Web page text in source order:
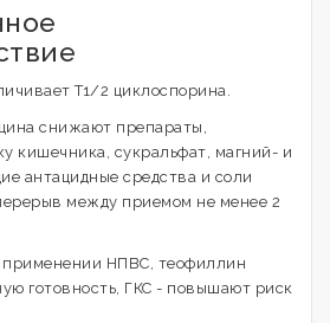
T1/2 циклоспорина.
снижают препараты,
кишечника, сукральфат, магний- и
антацидные средства и соли
между приемом не менее 2
НПВС, теофиллин
готовность, ГКС - повышают риск